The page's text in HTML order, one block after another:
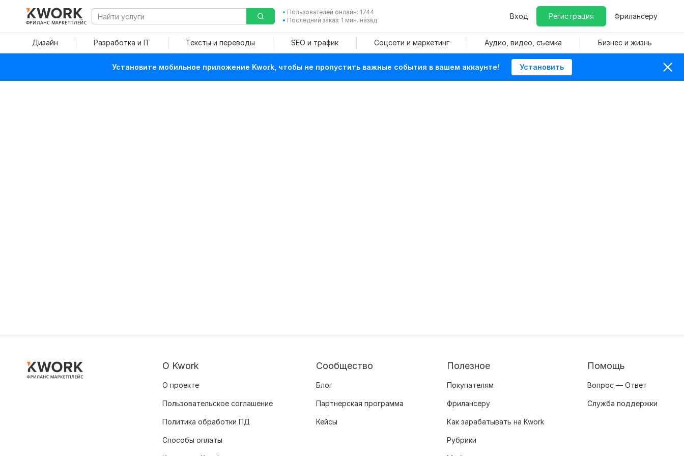
ФРИЛАНС МАРКЕТПЛЕЙС
Пользователей онлайн: 1744
Последний заказ: 1 мин. назад
Вход Регистрация Фрилансеру
Дизайн Разработка и IT Тексты и переводы SEO и трафик Соцсети и маркетинг Аудио, видео, съемка Бизнес и жизнь
Установите мобильное приложение Kwork, чтобы не пропустить важные события в вашем аккаунте! Установить
О Kwork
О проекте
Пользовательское соглашение
Политика обработки ПД
Способы оплаты
Сообщество
Блог
Партнерская программа
Кейсы
Полезное
Покупателям
Фрилансеру
Как зарабатывать на Kwork
Рубрики
Помощь
Вопрос — Ответ
Служба поддержки